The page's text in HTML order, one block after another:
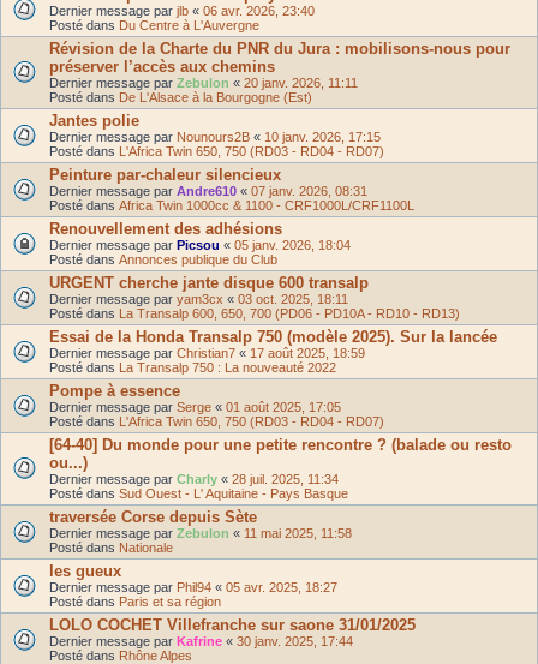
Dernier message par jlb « 06 avr. 2026, 23:40
Posté dans Du Centre à L'Auvergne
Révision de la Charte du PNR du Jura : mobilisons-nous pour
préserver l’accès aux chemins
Dernier message par Zebulon « 20 janv. 2026, 11:11
Posté dans De L'Alsace à la Bourgogne (Est)
Jantes polie
Dernier message par Nounours2B « 10 janv. 2026, 17:15
Posté dans L'Africa Twin 650, 750 (RD03 - RD04 - RD07)
Peinture par-chaleur silencieux
Dernier message par Andre610 « 07 janv. 2026, 08:31
Posté dans Africa Twin 1000cc & 1100 - CRF1000L/CRF1100L
Renouvellement des adhésions
Dernier message par Picsou « 05 janv. 2026, 18:04
Posté dans Annonces publique du Club
URGENT cherche jante disque 600 transalp
Dernier message par yam3cx « 03 oct. 2025, 18:11
Posté dans La Transalp 600, 650, 700 (PD06 - PD10A - RD10 - RD13)
Essai de la Honda Transalp 750 (modèle 2025). Sur la lancée
Dernier message par Christian7 « 17 août 2025, 18:59
Posté dans La Transalp 750 : La nouveauté 2022
Pompe à essence
Dernier message par Serge « 01 août 2025, 17:05
Posté dans L'Africa Twin 650, 750 (RD03 - RD04 - RD07)
[64-40] Du monde pour une petite rencontre ? (balade ou resto
ou...)
Dernier message par Charly « 28 juil. 2025, 11:34
Posté dans Sud Ouest - L' Aquitaine - Pays Basque
traversée Corse depuis Sète
Dernier message par Zebulon « 11 mai 2025, 11:58
Posté dans Nationale
les gueux
Dernier message par Phil94 « 05 avr. 2025, 18:27
Posté dans Paris et sa région
LOLO COCHET Villefranche sur saone 31/01/2025
Dernier message par Kafrine « 30 janv. 2025, 17:44
Posté dans Rhône Alpes